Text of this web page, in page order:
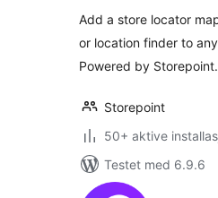
Add a store locator
or location finder to
Powered by Storepoint.
Storepoint
50+ aktive
Testet med 6.9.6